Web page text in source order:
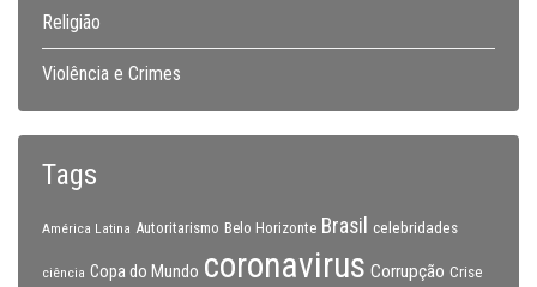
Religião
Violência e Crimes
Tags
América Latina Autoritarismo Belo Horizonte Brasil celebridades
ciência Copa do Mundo coronavirus Corrupção Crise